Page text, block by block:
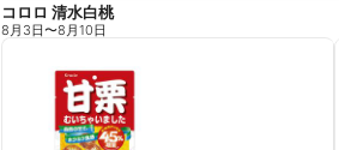
コロロ 清水白桃
8月3日〜8月10日